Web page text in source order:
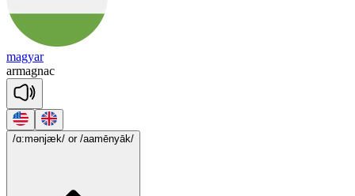
magyar
armagnac
/ɑ:mənjæk/ or /aamēnyāk/